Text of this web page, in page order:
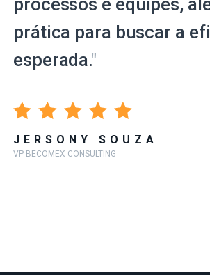
prática para buscar a
esperada."
JERSONY SOUZA
VP BECOMEX CONSULTING